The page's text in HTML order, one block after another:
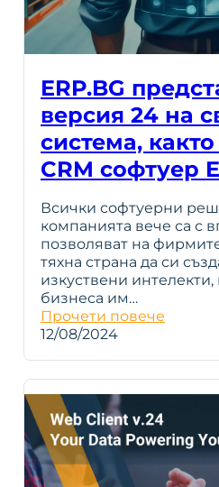
ERP.BG
версия 24 на
система,
CRM софтуер
Всички софтуерни
компанията вече са с
позволяват на
тяхна страна да си
изкуствени
бизнеса им…
Прочети повече
12/08/2024